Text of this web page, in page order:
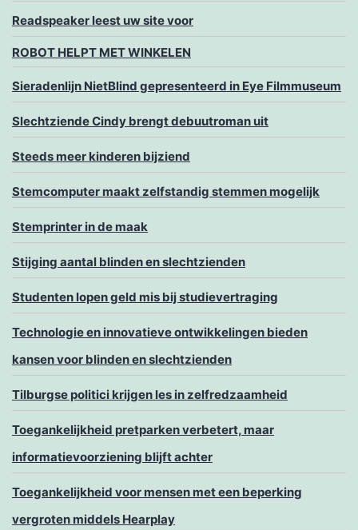
Readspeaker leest uw site voor
ROBOT HELPT MET WINKELEN
Sieradenlijn NietBlind gepresenteerd in Eye Filmmuseum
Slechtziende Cindy brengt debuutroman uit
Steeds meer kinderen bijziend
Stemcomputer maakt zelfstandig stemmen mogelijk
Stemprinter in de maak
Stijging aantal blinden en slechtzienden
Studenten lopen geld mis bij studievertraging
Technologie en innovatieve ontwikkelingen bieden
kansen voor blinden en slechtzienden
Tilburgse politici krijgen les in zelfredzaamheid
Toegankelijkheid pretparken verbetert, maar
informatievoorziening blijft achter
Toegankelijkheid voor mensen met een beperking
vergroten middels Hearplay